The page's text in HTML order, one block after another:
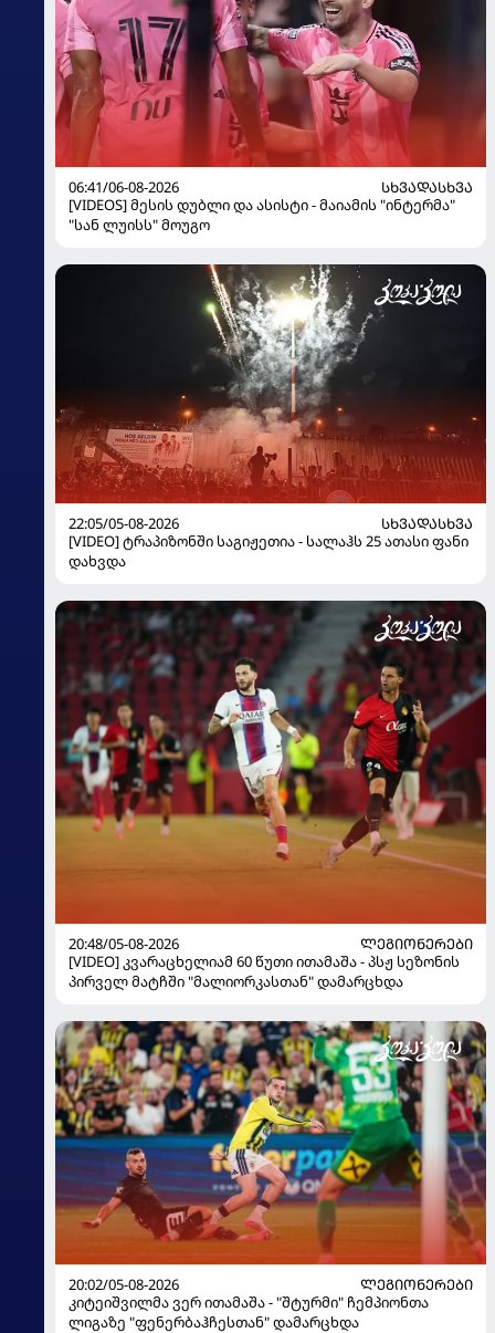
06:41/06-08-2026
ᲡᲮᲕᲐᲓᲐᲡᲮᲕᲐ
[VIDEOS] მესის დუბლი და ასისტი - მაიამის "ინტერმა"
"სან ლუისს" მოუგო
22:05/05-08-2026
ᲡᲮᲕᲐᲓᲐᲡᲮᲕᲐ
[VIDEO] ტრაპიზონში საგიჟეთია - სალაჰს 25 ათასი ფანი
დახვდა
20:48/05-08-2026
ᲚᲔᲒᲘᲝᲜᲔᲠᲔᲑᲘ
[VIDEO] კვარაცხელიამ 60 წუთი ითამაშა - პსჟ სეზონის
პირველ მატჩში "მალიორკასთან" დამარცხდა
20:02/05-08-2026
ᲚᲔᲒᲘᲝᲜᲔᲠᲔᲑᲘ
კიტეიშვილმა ვერ ითამაშა - "შტურმი" ჩემპიონთა
ლიგაზე "ფენერბაჰჩესთან" დამარცხდა